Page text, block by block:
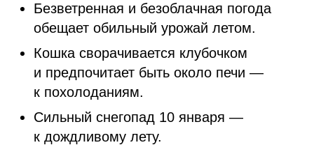
Безветренная и безоблачная погода
обещает обильный урожай летом.
Кошка сворачивается клубочком
и предпочитает быть около печи —
к похолоданиям.
Сильный снегопад 10 января —
к дождливому лету.